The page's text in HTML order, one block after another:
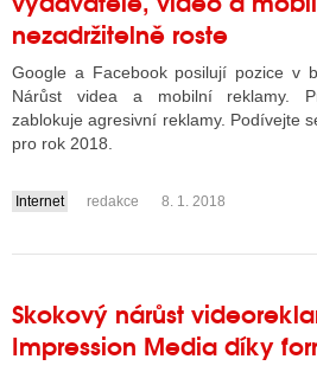
TELEVIZE
TELEVIZÍ
INTERNET
RÁDIA
STRÁNKY RÁDIÍ
nezadržitelně roste
Google a Facebook posilují pozice v
Nárůst videa a mobilní reklamy.
zablokuje agresivní reklamy. Podívejte
pro rok 2018.
....
Internet redakce 8. 1. 2018
Skokový nárůst
Impression Media díky